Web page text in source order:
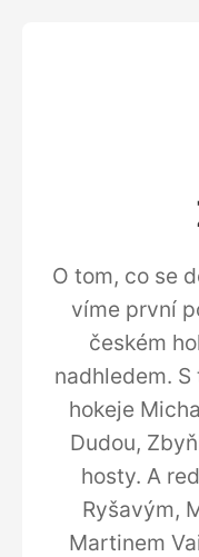
O tom, co se
víme první
českém
nadhledem.
hokeje
Dudou,
hosty. A
Ryšavým,
Martinem